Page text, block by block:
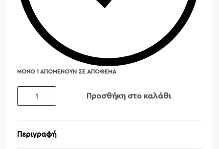
ΜΌΝΟ 1 ΑΠΟΜΈΝΟΥΝ ΣΕ ΑΠΌΘΕΜΑ
Προσθήκη στο καλάθι
Περιγραφή